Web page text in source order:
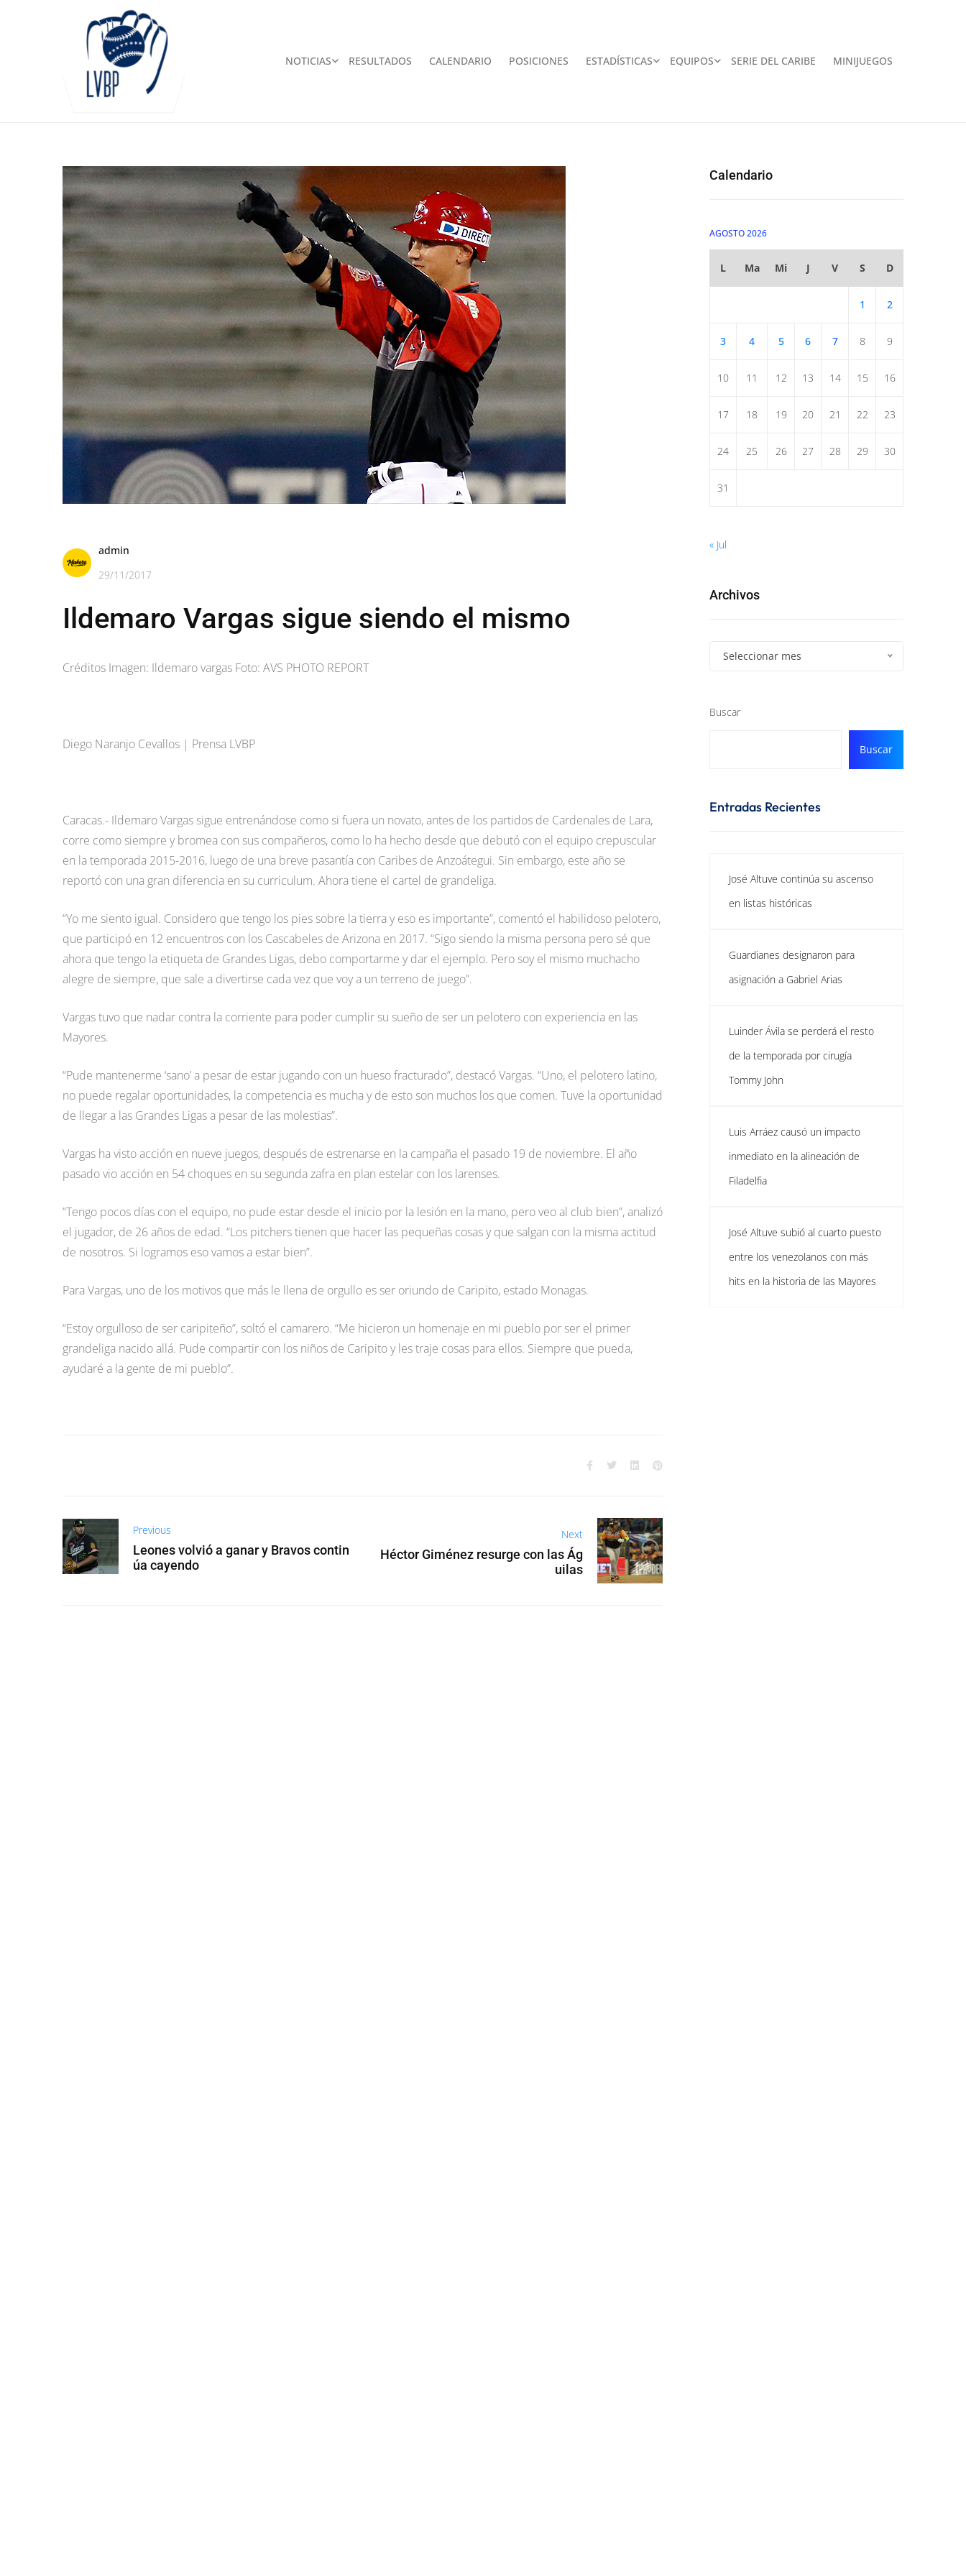
NOTICIAS RESULTADOS CALENDARIO POSICIONES ESTADÍSTICAS EQUIPOS SERIE DEL CARIBE MINIJUEGOS
admin
29/11/2017
Ildemaro Vargas sigue siendo el mismo
Créditos Imagen: Ildemaro vargas Foto: AVS PHOTO REPORT
Diego Naranjo Cevallos | Prensa LVBP
Caracas.- Ildemaro Vargas sigue entrenándose como si fuera un novato, antes de los partidos de Cardenales de Lara,
corre como siempre y bromea con sus compañeros, como lo ha hecho desde que debutó con el equipo crepuscular
en la temporada 2015-2016, luego de una breve pasantía con Caribes de Anzoátegui. Sin embargo, este año se
reportó con una gran diferencia en su curriculum. Ahora tiene el cartel de grandeliga.
“Yo me siento igual. Considero que tengo los pies sobre la tierra y eso es importante”, comentó el habilidoso pelotero,
que participó en 12 encuentros con los Cascabeles de Arizona en 2017. “Sigo siendo la misma persona pero sé que
ahora que tengo la etiqueta de Grandes Ligas, debo comportarme y dar el ejemplo. Pero soy el mismo muchacho
alegre de siempre, que sale a divertirse cada vez que voy a un terreno de juego”.
Vargas tuvo que nadar contra la corriente para poder cumplir su sueño de ser un pelotero con experiencia en las
Mayores.
“Pude mantenerme ‘sano’ a pesar de estar jugando con un hueso fracturado”, destacó Vargas. “Uno, el pelotero latino,
no puede regalar oportunidades, la competencia es mucha y de esto son muchos los que comen. Tuve la oportunidad
de llegar a las Grandes Ligas a pesar de las molestias”.
Vargas ha visto acción en nueve juegos, después de estrenarse en la campaña el pasado 19 de noviembre. El año
pasado vio acción en 54 choques en su segunda zafra en plan estelar con los larenses.
“Tengo pocos días con el equipo, no pude estar desde el inicio por la lesión en la mano, pero veo al club bien”, analizó
el jugador, de 26 años de edad. “Los pitchers tienen que hacer las pequeñas cosas y que salgan con la misma actitud
de nosotros. Si logramos eso vamos a estar bien”.
Para Vargas, uno de los motivos que más le llena de orgullo es ser oriundo de Caripito, estado Monagas.
“Estoy orgulloso de ser caripiteño”, soltó el camarero. “Me hicieron un homenaje en mi pueblo por ser el primer
grandeliga nacido allá. Pude compartir con los niños de Caripito y les traje cosas para ellos. Siempre que pueda,
ayudaré a la gente de mi pueblo”.
Previous
Leones volvió a ganar y Bravos contin
úa cayendo
Next
Héctor Giménez resurge con las Ág
uilas
Calendario
AGOSTO 2026
L Ma Mi J V S D
1 2
3 4 5 6 7 8 9
10 11 12 13 14 15 16
17 18 19 20 21 22 23
24 25 26 27 28 29 30
31
« Jul
Archivos
Seleccionar mes
Buscar
Buscar
Entradas Recientes
José Altuve continúa su ascenso
en listas históricas
Guardianes designaron para
asignación a Gabriel Arias
Luinder Ávila se perderá el resto
de la temporada por cirugía
Tommy John
Luis Arráez causó un impacto
inmediato en la alineación de
Filadelfia
José Altuve subió al cuarto puesto
entre los venezolanos con más
hits en la historia de las Mayores